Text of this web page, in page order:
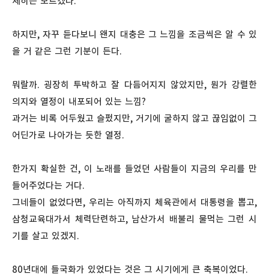
하지만, 자꾸 듣다보니 왠지 대충은 그 느낌을 조금씩은 알 수 있
을 거 같은 그런 기분이 든다.
뭐랄까. 굉장히 투박하고 잘 다듬어지지 않았지만, 뭔가 강렬한
의지와 열정이 내포되어 있는 느낌?
과거는 비록 어두웠고 슬펐지만, 거기에 굴하지 않고 끊임없이 그
어딘가로 나아가는 듯한 열정.
한가지 확실한 건, 이 노래를 들었던 사람들이 지금의 우리를 만
들어주었다는 거다.
그네들이 없었다면, 우리는 아직까지 체육관에서 대통령을 뽑고,
삼청교육대가서 체력단련하고, 남산가서 배불리 물먹는 그런 시
기를 살고 있겠지.
80년대에 들국화가 있었다는 것은 그 시기에게 큰 축복이었다.